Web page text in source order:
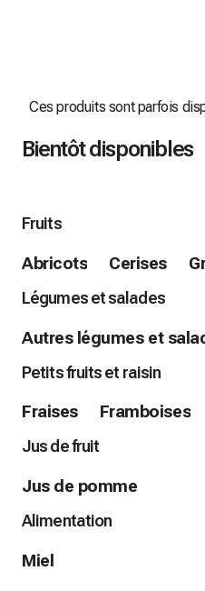
Ces produits sont parfois
Bientôt disponibles
Fruits
Abricots Cerises
Légumes et salades
Autres légumes et
Petits fruits et raisin
Fraises Framboises
Jus de fruit
Jus de pomme
Alimentation
Miel